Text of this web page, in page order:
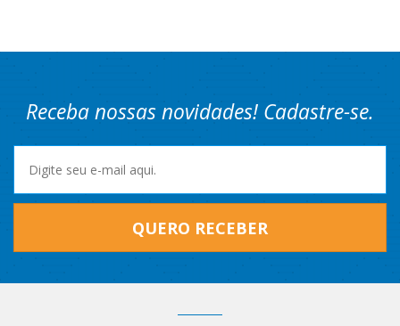
Receba nossas novidades! Cadastre-se.
QUERO RECEBER